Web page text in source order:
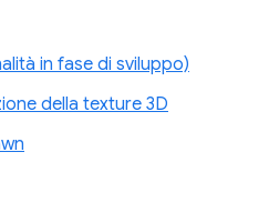
in fase di sviluppo)
della texture 3D